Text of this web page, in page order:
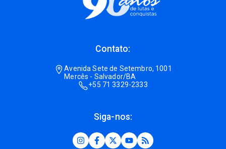
Contato:
Avenida Sete de Setembro, 1001
Mercês - Salvador/BA
+55 71 3329-2333
Siga-nos: